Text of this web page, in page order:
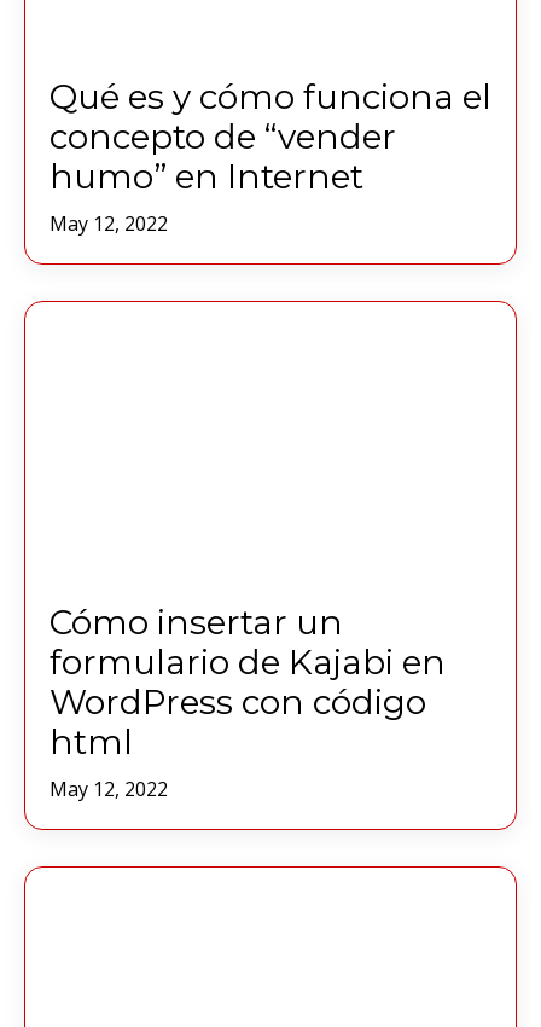
Qué es y cómo funciona el
concepto de “vender
humo” en Internet
May 12, 2022
Cómo insertar un
formulario de Kajabi en
WordPress con código
html
May 12, 2022